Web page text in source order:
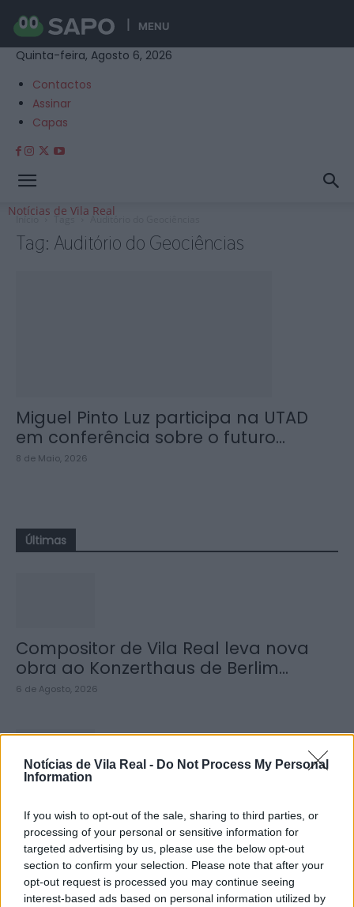
Notícias de Vila Real - Do Not Process My Personal
Information
If you wish to opt-out of the sale, sharing to third parties, or
processing of your personal or sensitive information for
targeted advertising by us, please use the below opt-out
section to confirm your selection. Please note that after your
opt-out request is processed you may continue seeing
interest-based ads based on personal information utilized by
MENU
Quinta-feira, Agosto 6, 2026
Contactos
Assinar
Capas
Notícias de Vila Real
Início Tags Auditório do Geociências
Tag: Auditório do Geociências
Miguel Pinto Luz participa na UTAD
em conferência sobre o futuro...
8 de Maio, 2026
Últimas
Compositor de Vila Real leva nova
obra ao Konzerthaus de Berlim...
6 de Agosto, 2026
acesso ao Ensino Superior após
reunião com...
6 de Agosto, 2026